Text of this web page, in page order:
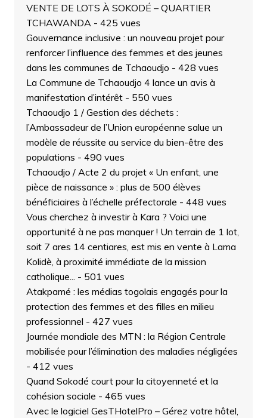
VENTE DE LOTS À SOKODÉ – QUARTIER
TCHAWANDA- 425 vues
Gouvernance inclusive : un nouveau projet pour
renforcer l’influence des femmes et des jeunes
dans les communes de Tchaoudjo - 428 vues
La Commune de Tchaoudjo 4 lance un avis à
manifestation d’intérêt- 550 vues
Tchaoudjo 1 / Gestion des déchets :
l’Ambassadeur de l’Union européenne salue un
modèle de réussite au service du bien-être des
populations - 490 vues
Tchaoudjo / Acte 2 du projet « Un enfant, une
pièce de naissance » : plus de 500 élèves
bénéficiaires à l’échelle préfectorale - 448 vues
Vous cherchez à investir à Kara ? Voici une
opportunité à ne pas manquer ! Un terrain de 1 lot,
soit 7 ares 14 centiares, est mis en vente à Lama
Kolidè, à proximité immédiate de la mission
catholique... - 501 vues
Atakpamé : les médias togolais engagés pour la
protection des femmes et des filles en milieu
professionnel - 427 vues
Journée mondiale des MTN : la Région Centrale
mobilisée pour l’élimination des maladies négligées
- 412 vues
Quand Sokodé court pour la citoyenneté et la
cohésion sociale - 465 vues
Avec le logiciel GesTHotelPro – Gérez votre hôtel,